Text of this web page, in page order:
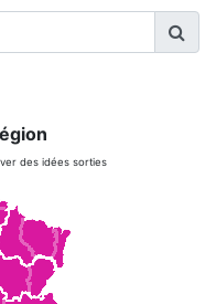
des idées sorties